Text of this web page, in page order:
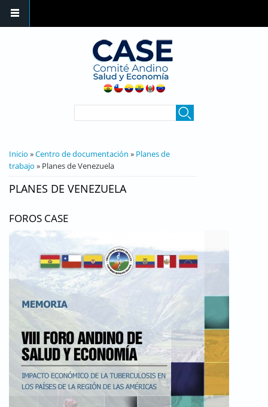
BÚSQUEDA
SE ENCUENTRA USTED AQUÍ
Inicio »Centro de documentación » Planes de
trabajo » Planes de Venezuela
PLANES DE VENEZUELA
FOROS CASE